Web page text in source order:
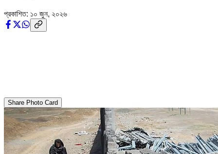
প্রকাশিত: ১০ জুন, ২০২৬
Share Photo Card